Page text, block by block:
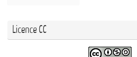
Licence CC